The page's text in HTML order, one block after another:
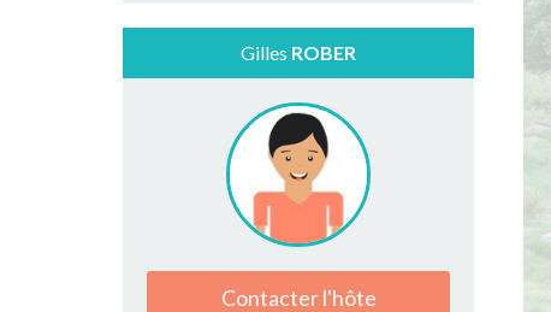
Gilles ROBER
Contacter l'hôte